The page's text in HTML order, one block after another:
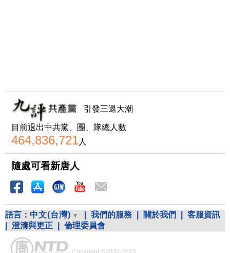
引發三退大潮
目前退出中共黨、團、隊總人數
464,836,721人
隨處可看新唐人
語言： 中文(台灣) 我們的服務 關於我們
客服資訊
澄清與更正 倫理委員會